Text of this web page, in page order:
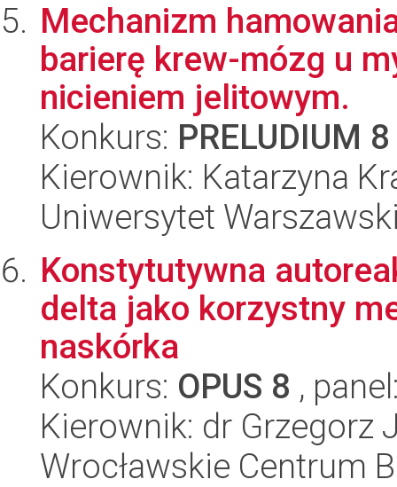
Mechanizm
barierę krew-mózg u
nicieniem jelitowym.
Konkurs: PRELUDIUM 8
Kierownik: Katarzyna
Uniwersytet
Konstytutywna
delta jako korzystny
naskórka
Konkurs: OPUS 8 ,
Kierownik: dr Grzegorz
Wrocławskie Centrum